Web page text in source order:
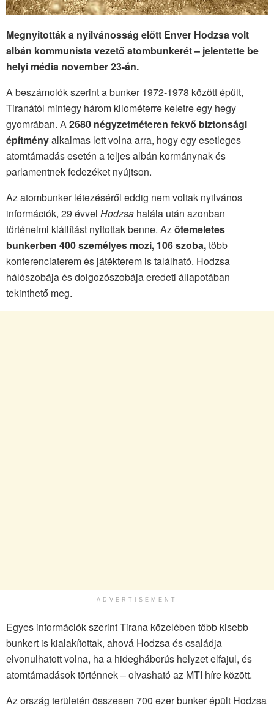
Megnyitották a nyilvánosság előtt Enver Hodzsa volt
albán kommunista vezető atombunkerét – jelentette be
helyi média november 23-án.
A beszámolók szerint a bunker 1972-1978 között épült,
Tiranától mintegy három kilométerre keletre egy hegy
gyomrában. A2680 négyzetméteren fekvő biztonsági
építményalkalmas lett volna arra, hogy egy esetleges
atomtámadás esetén a teljes albán kormánynak és
parlamentnek fedezéket nyújtson.
Az atombunker létezéséről eddig nem voltak nyilvános
információk, 29 évvel Hodzsa halála után azonban
történelmi kiállítást nyitottak benne. Azötemeletes
bunkerben 400 személyes mozi, 106 szoba,több
konferenciaterem és játékterem is található. Hodzsa
hálószobája és dolgozószobája eredeti állapotában
tekinthető meg.
ADVERTISEMENT
Egyes információk szerint Tirana közelében több kisebb
bunkert is kialakítottak, ahová Hodzsa és családja
elvonulhatott volna, ha a hidegháborús helyzet elfajul, és
atomtámadások történnek – olvasható az MTI híre között.
Az ország területén összesen 700 ezer bunker épült Hodzsa